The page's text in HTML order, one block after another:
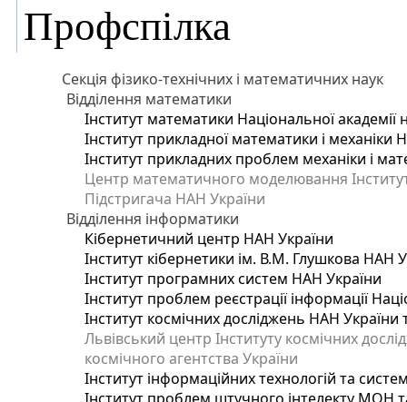
Профспілка
Секція фізико-технічних і математичних наук
Відділення математики
Інститут математики Національної академії
Інститут прикладної математики і механіки
Інститут прикладних проблем механіки і
Центр математичного моделювання
Підстригача НАН України
Відділення інформатики
Кібернетичний центр НАН України
Інститут кібернетики ім. В.М. Глушкова НАН
Інститут програмних систем НАН України
Інститут проблем реєстрації інформації
Інститут космічних досліджень НАН України
Львівський центр Інституту космічних
космічного агентства України
Інститут інформаційних технологій та